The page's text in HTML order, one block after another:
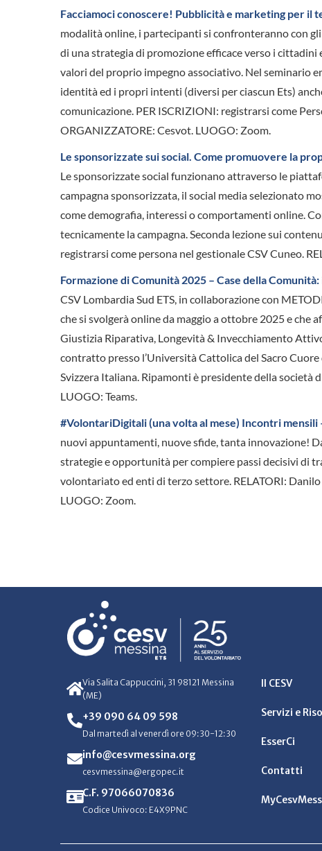
Facciamoci conoscere! Pubblicità e marketing per il
modalità online, i partecipanti si confronteranno con
di una strategia di promozione efficace verso i cittadini
valori del proprio impegno associativo. Nel seminario
identità ed i propri intenti (diversi per ciascun Ets)
comunicazione. PER ISCRIZIONI: registrarsi come
ORGANIZZATORE: Cesvot. LUOGO: Zoom.
Le sponsorizzate sui social. Come promuovere la
Le sponsorizzate social funzionano attraverso le
campagna sponsorizzata, il social media selezionato
come demografia, interessi o comportamenti online.
tecnicamente la campagna. Seconda lezione sui
registrarsi come persona nel gestionale CSV Cuneo.
Formazione di Comunità 2025 – Case della
CSV Lombardia Sud ETS, in collaborazione con
che si svolgerà online da maggio a ottobre 2025 e
Giustizia Riparativa, Longevità & Invecchiamento
contratto presso l’Università Cattolica del Sacro
Svizzera Italiana. Ripamonti è presidente della società
LUOGO: Teams.
#VolontariDigitali (una volta al mese) Incontri
nuovi appuntamenti, nuove sfide, tanta innovazione!
strategie e opportunità per compiere passi decisivi di
volontariato ed enti di terzo settore. RELATORI:
LUOGO: Zoom.
Via Salita Cappuccini, 31 98121 Messina
(ME)
+39 090 64 09 598
Dal martedì al venerdì ore 09:30-12:30
info@cesvmessina.org
cesvmessina@ergopec.it
C.F. 97066070836
Codice Univoco: E4X9PNC
Il CESV
Servizi e
EsserCi
Contatti